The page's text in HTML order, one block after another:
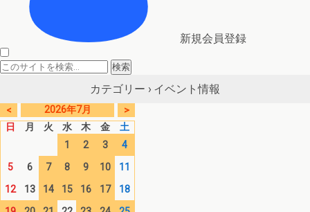
新規会員登録
カテゴリー › イベント情報
< 2026年7月
>
日
月 火 水 木 金
土
1
2 3
4
5
6 7 8 9 10
11
12
13 14 15 16 17
18